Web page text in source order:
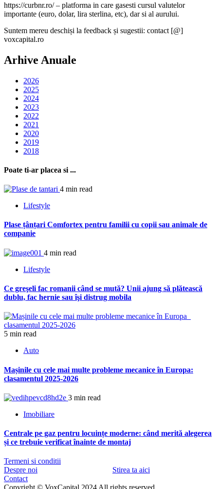
https://curbnr.ro/ – platforma in care gasesti cursul valutelor
importante (euro, dolar, lira sterlina, etc), dar si al aurului.
Suntem mereu deschiși la feedback și sugestii: contact [@]
voxcapital.ro
Arhive Anuale
2026
2025
2024
2023
2022
2021
2020
2019
2018
Poate ti-ar placea si ...
4 min read
Lifestyle
Plase țânțari Comfortex pentru familii cu copii sau animale de
companie
4 min read
Lifestyle
Ce greşeli fac romanii când se mută? Unii ajung să plătească
dublu, fac hernie sau îşi distrug mobila
5 min read
Auto
Mașinile cu cele mai multe probleme mecanice în Europa:
clasamentul 2025-2026
3 min read
Imobiliare
Centrale pe gaz pentru locuințe moderne: când merită alegerea
și ce trebuie verificat înainte de montaj
Termeni si conditii
Despre noi
Stirea ta aici
Contact